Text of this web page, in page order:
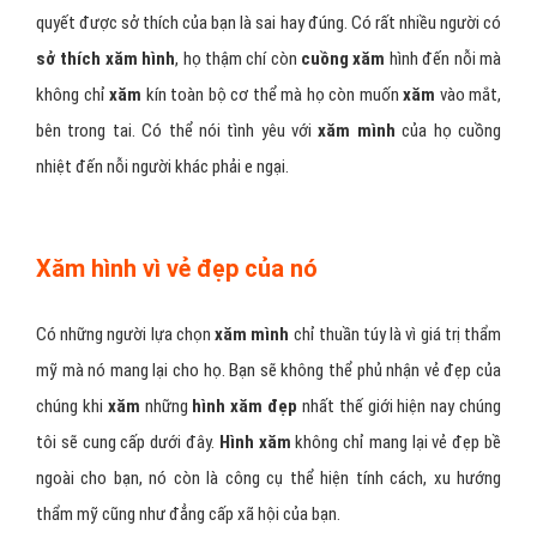
quyết được sở thích của bạn là sai hay đúng. Có rất nhiều người có
sở thích xăm hình, họ thậm chí còn cuồng xăm hình đến nỗi mà
không chỉ xăm kín toàn bộ cơ thể mà họ còn muốn xăm vào mắt,
bên trong tai. Có thể nói tình yêu vớixăm mìnhcủa họ cuồng
nhiệt đến nỗi người khác phải e ngại.
Xăm hình vì vẻ đẹp của nó
Có những người lựa chọn xăm mình chỉ thuần túy là vì giá trị thẩm
mỹ mà nó mang lại cho họ. Bạn sẽ không thể phủ nhận vẻ đẹp của
chúng khi xăm những hình xăm đẹp nhất thế giới hiện nay chúng
tôi sẽ cung cấp dưới đây. Hình xăm không chỉ mang lại vẻ đẹp bề
ngoài cho bạn, nó còn là công cụ thể hiện tính cách, xu hướng
thẩm mỹ cũng như đẳng cấp xã hội của bạn.